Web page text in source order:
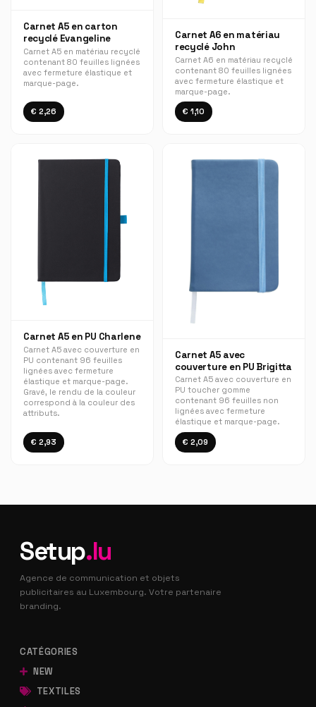
Carnet A5 en carton
recyclé Evangeline
Carnet A5 en matériau recyclé
contenant 80 feuilles lignées
avec fermeture élastique et
marque-page.
€ 2,26
Carnet A6 en matériau
recyclé John
Carnet A6 en matériau recyclé
contenant 80 feuilles lignées
avec fermeture élastique et
marque-page.
€ 1,10
Carnet A5 en PU Charlene
Carnet A5 avec couverture en
PU contenant 96 feuilles
lignées avec fermeture
élastique et marque-page.
Gravé, le rendu de la couleur
correspond à la couleur des
attributs.
€ 2,93
Carnet A5 avec
couverture en PU Brigitta
Carnet A5 avec couverture en
PU toucher gomme
contenant 96 feuilles non
lignées avec fermeture
élastique et marque-page.
€ 2,09
Setup.lu
Agence de communication et objets
publicitaires au Luxembourg. Votre partenaire
branding.
CATÉGORIES
NEW
TEXTILES